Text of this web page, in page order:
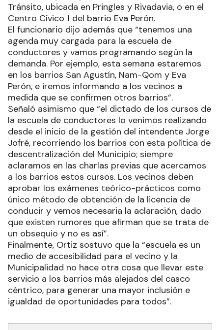
Tránsito, ubicada en Pringles y Rivadavia, o en el
Centro Cívico 1 del barrio Eva Perón.
El funcionario dijo además que “tenemos una
agenda muy cargada para la escuela de
conductores y vamos programando según la
demanda. Por ejemplo, esta semana estaremos
en los barrios San Agustín, Nam-Qom y Eva
Perón, e iremos informando a los vecinos a
medida que se confirmen otros barrios”.
Señaló asimismo que “el dictado de los cursos de
la escuela de conductores lo venimos realizando
desde el inicio de la gestión del intendente Jorge
Jofré, recorriendo los barrios con esta política de
descentralización del Municipio; siempre
aclaramos en las charlas previas que acercamos
a los barrios estos cursos. Los vecinos deben
aprobar los exámenes teórico-prácticos como
único método de obtención de la licencia de
conducir y vemos necesaria la aclaración, dado
que existen rumores que afirman que se trata de
un obsequio y no es así”.
Finalmente, Ortiz sostuvo que la “escuela es un
medio de accesibilidad para el vecino y la
Municipalidad no hace otra cosa que llevar este
servicio a los barrios más alejados del casco
céntrico, para generar una mayor inclusión e
igualdad de oportunidades para todos”.